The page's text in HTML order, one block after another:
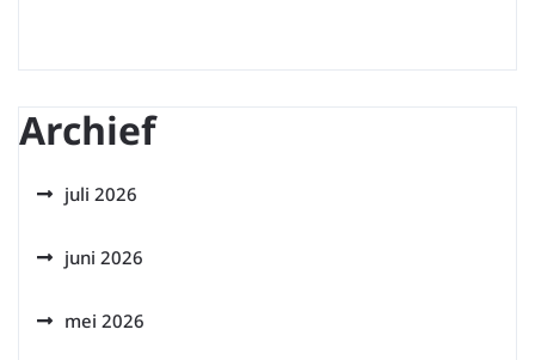
Archief
juli 2026
juni 2026
mei 2026